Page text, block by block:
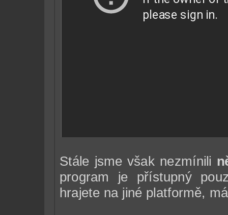
Stále jsme však nezmínili
program je přístupný
hrajete na jiné platformě,